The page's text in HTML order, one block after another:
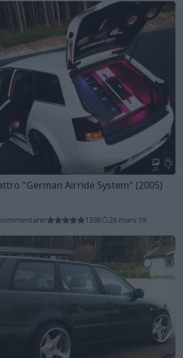
20 7
"German Airride System" (2005)
1336 26 mars 19